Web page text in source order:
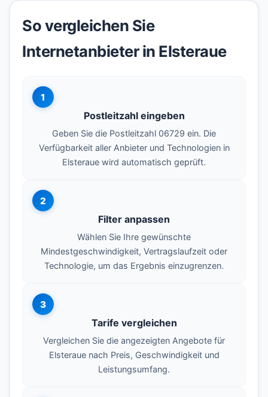
So vergleichen Sie
Internetanbieter in Elsteraue
1
Postleitzahl eingeben
Geben Sie die Postleitzahl 06729 ein. Die
Verfügbarkeit aller Anbieter und Technologien in
Elsteraue wird automatisch geprüft.
2
Filter anpassen
Wählen Sie Ihre gewünschte
Mindestgeschwindigkeit, Vertragslaufzeit oder
Technologie, um das Ergebnis einzugrenzen.
3
Tarife vergleichen
Vergleichen Sie die angezeigten Angebote für
Elsteraue nach Preis, Geschwindigkeit und
Leistungsumfang.